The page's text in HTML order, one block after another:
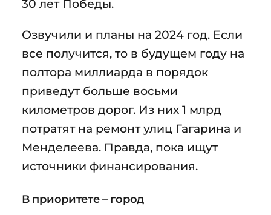
30 лет Победы.
Озвучили и планы на 2024 год. Если
все получится, то в будущем году на
полтора миллиарда в порядок
приведут больше восьми
километров дорог. Из них 1 млрд
потратят на ремонт улиц Гагарина и
Менделеева. Правда, пока ищут
источники финансирования.
В приоритете – город